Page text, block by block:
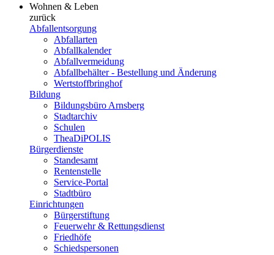
Wohnen & Leben
zurück
Abfallentsorgung
Abfallarten
Abfallkalender
Abfallvermeidung
Abfallbehälter - Bestellung und Änderung
Wertstoffbringhof
Bildung
Bildungsbüro Arnsberg
Stadtarchiv
Schulen
TheaDiPOLIS
Bürgerdienste
Standesamt
Rentenstelle
Service-Portal
Stadtbüro
Einrichtungen
Bürgerstiftung
Feuerwehr & Rettungsdienst
Friedhöfe
Schiedspersonen